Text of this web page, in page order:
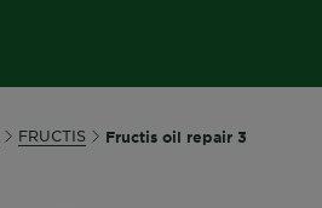
FRUCTIS Fructis oil repair 3